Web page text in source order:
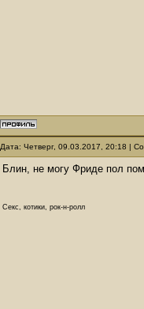
Дата: Четверг, 09.03.2017, 20:18 |
Блин, не могу Фриде пол
Секс, котики, рок-н-ролл